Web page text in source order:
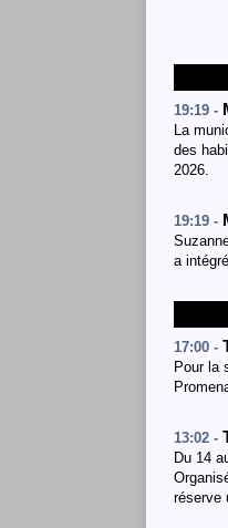
19:19 -
La
des
2026.
19:19 -
a
17:00 -
Pour la
13:02 -
Du 14
réserve